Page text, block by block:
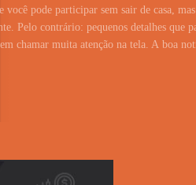
você pode participar sem sair de casa,
Pelo contrário: pequenos detalhes que
chamar muita atenção na tela. A boa